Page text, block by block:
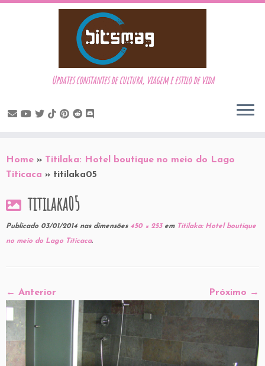
to
content
Updates constantes de cultura, viagem e estilo de vida
Home » Titilaka: Hotel boutique no meio do Lago
Titicaca » titilaka05
titilaka05
Publicado 03/01/2014 nas dimensões450 × 253emTitilaka: Hotel boutique
no meio do Lago Titicaca.
← Anterior Próximo →